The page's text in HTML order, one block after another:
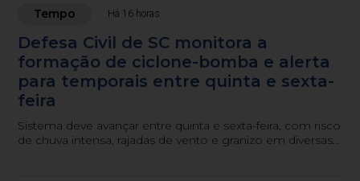
Tempo Há 16 horas
Defesa Civil de SC monitora a
formação de ciclone-bomba e alerta
para temporais entre quinta e sexta-
feira
Sistema deve avançar entre quinta e sexta-feira, com risco
de chuva intensa, rajadas de vento e granizo em diversas